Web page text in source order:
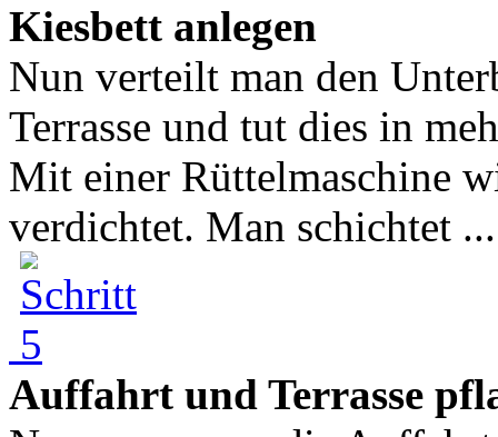
Kiesbett anlegen
Nun verteilt man den
Terrasse und tut dies in
Mit einer Rüttelmaschine
verdichtet. Man schichtet ...
Auffahrt und Terrasse